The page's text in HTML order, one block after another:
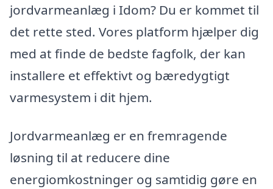
jordvarmeanlæg i Idom? Du er kommet til
det rette sted. Vores platform hjælper dig
med at finde de bedste fagfolk, der kan
installere et effektivt og bæredygtigt
varmesystem i dit hjem.
Jordvarmeanlæg er en fremragende
løsning til at reducere dine
energiomkostninger og samtidig gøre en